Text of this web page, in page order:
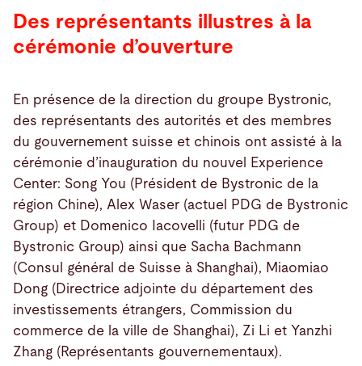
Des représentants illustres à la
cérémonie d’ouverture
En présence de la direction du groupe Bystronic,
des représentants des autorités et des membres
du gouvernement suisse et chinois ont assisté à la
cérémonie d’inauguration du nouvel Experience
Center: Song You (Président de Bystronic de la
région Chine), Alex Waser (actuel PDG de Bystronic
Group) et Domenico Iacovelli (futur PDG de
Bystronic Group) ainsi que Sacha Bachmann
(Consul général de Suisse à Shanghai), Miaomiao
Dong (Directrice adjointe du département des
investissements étrangers, Commission du
commerce de la ville de Shanghai), Zi Li et Yanzhi
Zhang (Représentants gouvernementaux).